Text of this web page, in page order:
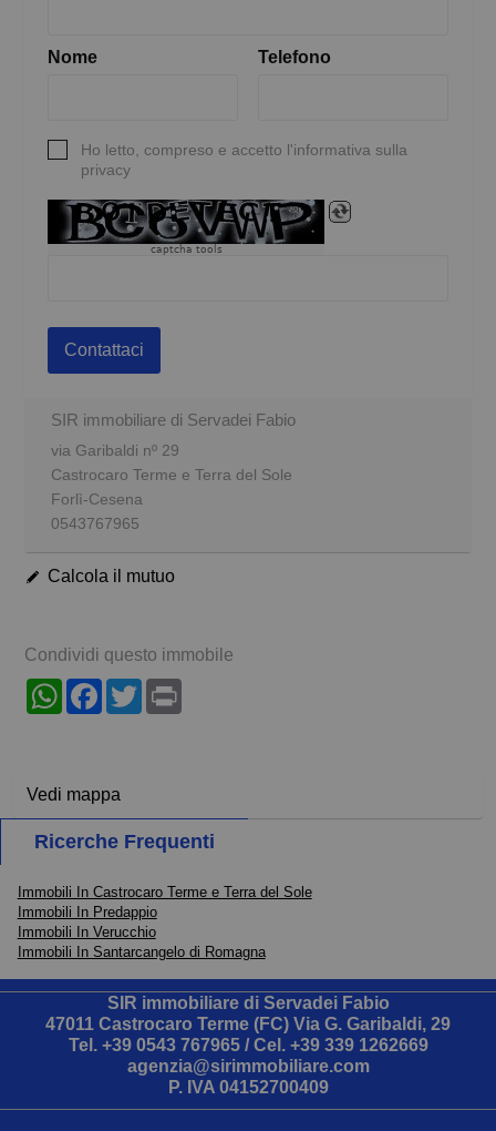
Nome Telefono
Ho letto, compreso e accetto l'informativa sulla
privacy
captcha tools
Contattaci
SIR immobiliare di Servadei Fabio
via Garibaldi nº 29
Castrocaro Terme e Terra del Sole
Forlì-Cesena
0543767965
Calcola il mutuo
Condividi questo immobile
WhatsAppFacebook
Twitter
Vedi mappa
Ricerche Frequenti
Immobili In Castrocaro Terme e Terra del Sole
Immobili In Predappio
Immobili In Verucchio
Immobili In Santarcangelo di Romagna
SIR immobiliare di Servadei Fabio
47011 Castrocaro Terme (FC) Via G. Garibaldi, 29
Tel. +39 0543 767965/ Cel. +39 339 1262669
agenzia@sirimmobiliare.com
P. IVA 04152700409